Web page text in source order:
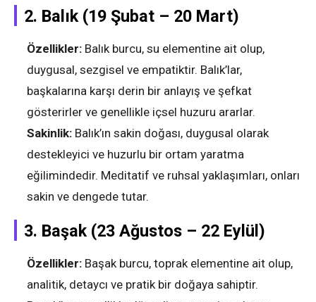
2. Balık (19 Şubat – 20 Mart)
Özellikler: Balık burcu, su elementine ait olup,
duygusal, sezgisel ve empatiktir. Balık’lar,
başkalarına karşı derin bir anlayış ve şefkat
gösterirler ve genellikle içsel huzuru ararlar.
Sakinlik: Balık’ın sakin doğası, duygusal olarak
destekleyici ve huzurlu bir ortam yaratma
eğilimindedir. Meditatif ve ruhsal yaklaşımları, onları
sakin ve dengede tutar.
3. Başak (23 Ağustos – 22 Eylül)
Özellikler: Başak burcu, toprak elementine ait olup,
analitik, detaycı ve pratik bir doğaya sahiptir.